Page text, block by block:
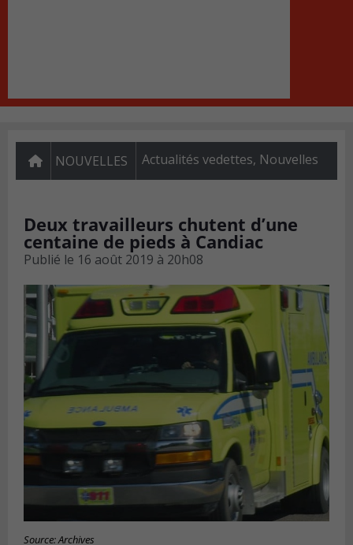
NOUVELLES Actualités vedettes, Nouvelles
Deux travailleurs chutent d’une
centaine de pieds à Candiac
Publié le 16 août 2019 à 20h08
Source: Archives